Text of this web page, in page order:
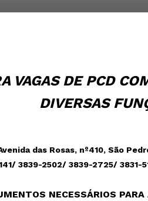
VAGAS DE PCD
DIVERSAS
das Rosas, nº410, São
3839-2502/ 3839-2725/ 3831-
NECESSÁRIOS